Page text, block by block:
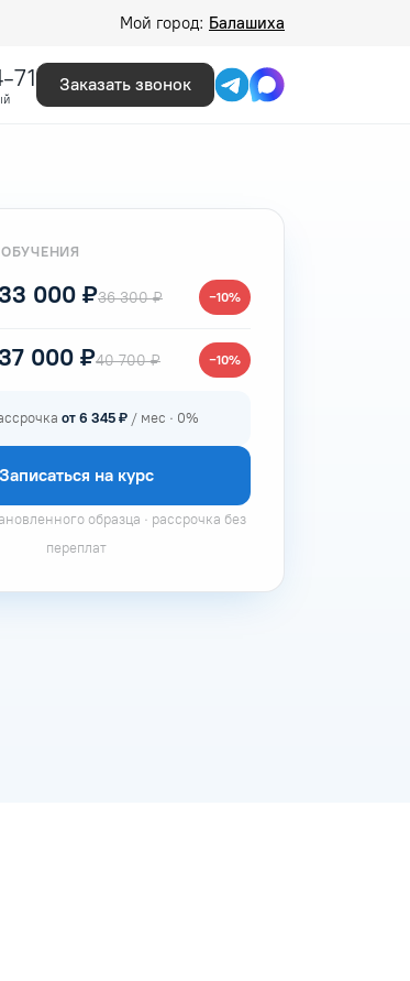
Мой город: Балашиха
71 Заказать звонок
000 ₽36 300 ₽ −10%
000 ₽40 700 ₽ −10%
от 6 345 ₽ / мес · 0%
Записаться на курс
образца · рассрочка без
переплат